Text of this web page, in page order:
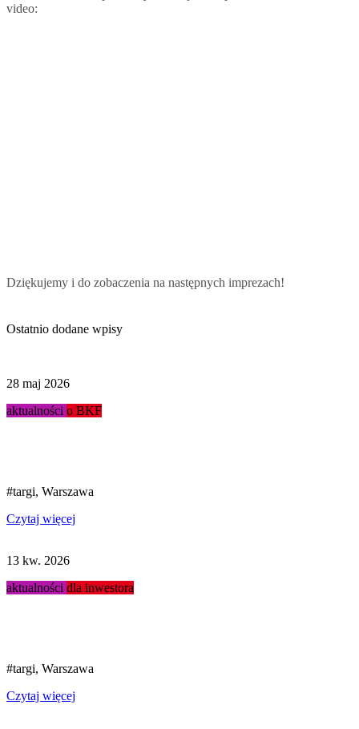
video:
Dziękujemy i do zobaczenia na następnych imprezach!
Ostatnio dodane wpisy
28 maj 2026
aktualności o BKF
#targi, Warszawa
Czytaj więcej
13 kw. 2026
aktualności dla inwestora
#targi, Warszawa
Czytaj więcej